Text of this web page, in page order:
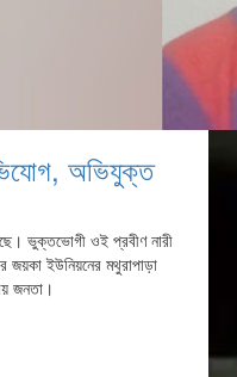
অভিযুক্ত
ভুক্তভোগী ওই প্রবীণ নারী
জয়কা ইউনিয়নের মথুরাপাড়া
জনতা।